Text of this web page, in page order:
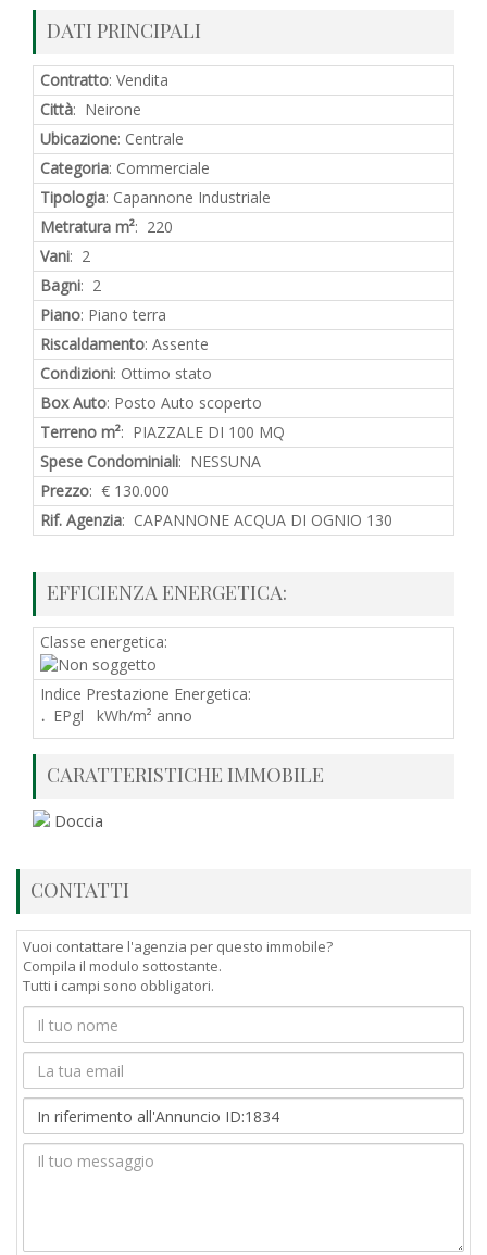
DATI PRINCIPALI
Contratto: Vendita
Città: Neirone
Ubicazione: Centrale
Categoria: Commerciale
Tipologia: Capannone Industriale
Metratura m²: 220
Vani: 2
Bagni: 2
Piano: Piano terra
Riscaldamento: Assente
Condizioni: Ottimo stato
Box Auto: Posto Auto scoperto
Terreno m²: PIAZZALE DI 100 MQ
Spese Condominiali: NESSUNA
Prezzo: € 130.000
Rif. Agenzia: CAPANNONE ACQUA DI OGNIO 130
EFFICIENZA ENERGETICA:
Classe energetica:
Indice Prestazione Energetica:
. EPgl kWh/m² anno
CARATTERISTICHE IMMOBILE
Doccia
CONTATTI
Vuoi contattare l'agenzia per questo immobile?
Compila il modulo sottostante.
Tutti i campi sono obbligatori.